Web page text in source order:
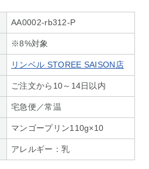
AA0002-rb312-P
※8%対象
リンベル STOREE SAISON店
ご注文から10～14日以内
宅急便／常温
マンゴープリン110g×10
アレルギー：乳